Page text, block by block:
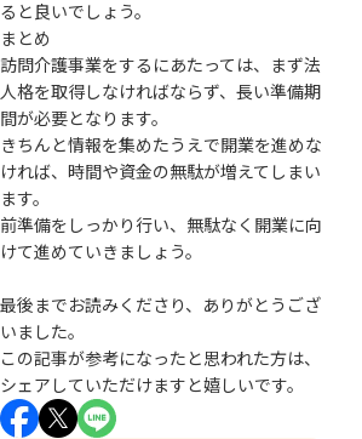
ると良いでしょう。
まとめ
訪問介護事業をするにあたっては、まず法
人格を取得しなければならず、長い準備期
間が必要となります。
きちんと情報を集めたうえで開業を進めな
ければ、時間や資金の無駄が増えてしまい
ます。
前準備をしっかり行い、無駄なく開業に向
けて進めていきましょう。
最後までお読みくださり、ありがとうござ
いました。
この記事が参考になったと思われた方は、
シェアしていただけますと嬉しいです。